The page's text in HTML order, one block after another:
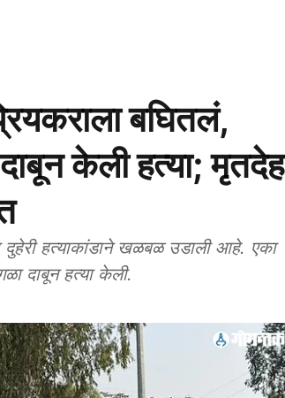
बघितलं,
केली हत्या; मृतदेह
हत्याकांडाने खळबळ उडाली आहे. एका
दाबून हत्या केली.